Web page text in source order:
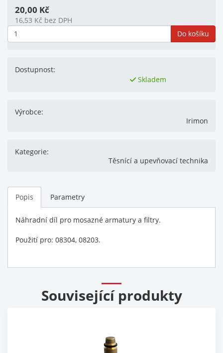
20,00 Kč
16,53 Kč bez DPH
Do košíku
Dostupnost:
Skladem
Výrobce:
Irimon
Kategorie:
Těsnící a upevňovací technika
Popis Parametry
Náhradní díl pro mosazné armatury a filtry.
Použití pro: 08304, 08203.
Související produkty